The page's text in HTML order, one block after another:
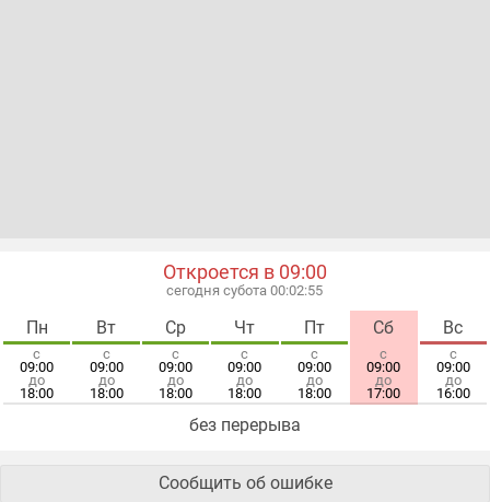
Откроется в 09:00
сегодня субота 00:02:56
Пн
с
09:00
до
18:00
Вт
с
09:00
до
18:00
Ср
с
09:00
до
18:00
Чт
с
09:00
до
18:00
Пт
с
09:00
до
18:00
Сб
с
09:00
до
17:00
Вс
с
09:00
до
16:00
без перерыва
Сообщить об ошибке